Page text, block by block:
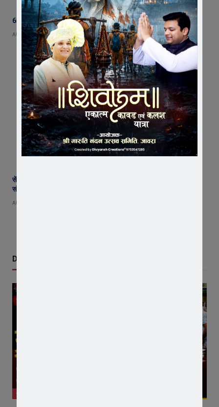
65 हजार रुपए भाड़ा न देने का आरोप, ट्रक चालक ने एसडीएम को सौंपा ज्ञापन
AUGUST 5, 2026
सेंट पॉल्स कॉन्वेंट स्कूल में छात्र परिषद का शपथ ग्रहण समारोह गरिमामय माहौल में
संपन्न
AUGUST 5, 2026
Don't Miss
जावरा